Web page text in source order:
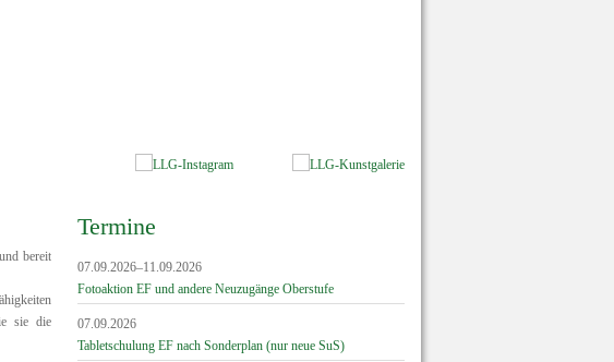
bereit
sie die
Termine
07.09.2026–11.09.2026
Fotoaktion EF und andere Neuzugänge Oberstufe
07.09.2026
Tabletschulung EF nach Sonderplan (nur neue SuS)